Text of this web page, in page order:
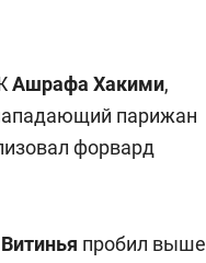
Ашрафа Хакими,
парижан
форвард
Витинья пробил выше